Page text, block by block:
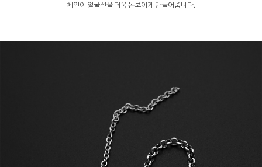
체인이 얼굴선을 더욱 돋보이게 만들어줍니다.